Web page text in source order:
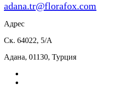
adana.tr@florafox.com
Адрес
Ск. 64022, 5/A
Адана, 01130, Турция